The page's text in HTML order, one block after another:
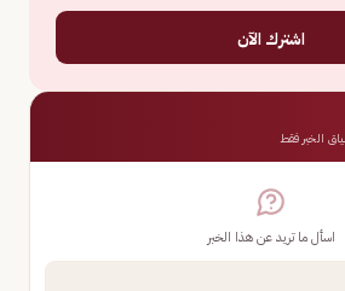
اشترك الآن
الخبر فقط
اسأل ما تريد عن هذا الخبر